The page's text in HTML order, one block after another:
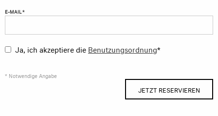
E-MAIL *
Ja, ich akzeptiere die Benutzungsordnung*
* Notwendige Angabe
JETZT RESERVIEREN